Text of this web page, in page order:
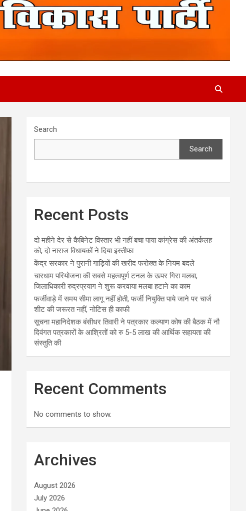
Search
Search
Recent Posts
दो महीने देर से कैबिनेट विस्तार भी नहीं बचा पाया कांग्रेस की अंतर्कलह
को, दो नाराज विधायकों ने दिया इस्तीफा
केंद्र सरकार ने पुरानी गाड़ियों की खरीद फरोख्त के नियम बदले
चारधाम परियोजना की सबसे महत्वपूर्ण टनल के ऊपर गिरा मलबा,
जिलाधिकारी रुद्रप्रयाग ने शुरू करवाया मलबा हटाने का काम
फर्जीवाड़े में समय सीमा लागू नहीं होती, फर्जी नियुक्ति पाये जाने पर चार्ज
शीट की जरूरत नहीं, नोटिस ही काफी
सूचना महानिदेशक बंसीधर तिवारी ने पत्रकार कल्याण कोष की बैठक में नौ
दिवंगत पत्रकारों के आश्रितों को रु 5-5 लाख की आर्थिक सहायता की
संस्तुति की
Recent Comments
No comments to show.
Archives
August 2026
July 2026